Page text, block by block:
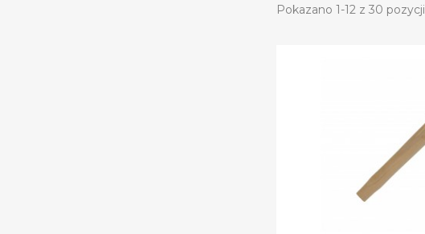
Pokazano 1-12 z 30 pozycji